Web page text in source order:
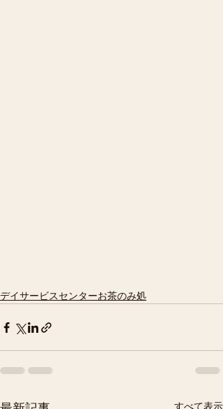
デイサービスセンターお茶のみ処
すべて表示